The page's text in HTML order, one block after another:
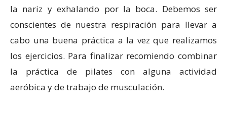
la nariz y exhalando por la boca. Debemos ser
conscientes de nuestra respiración para llevar a
cabo una buena práctica a la vez que realizamos
los ejercicios. Para finalizar recomiendo combinar
la práctica de pilates con alguna actividad
aeróbica y de trabajo de musculación.